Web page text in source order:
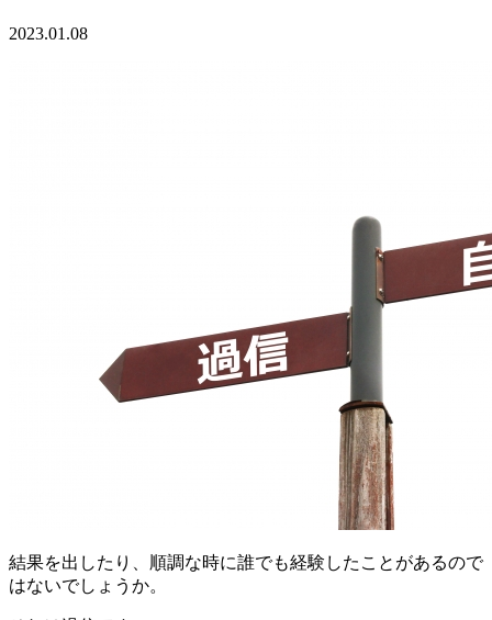
2023.01.08
結果を出したり、順調な時に誰でも経験したことがあるので
はないでしょうか。